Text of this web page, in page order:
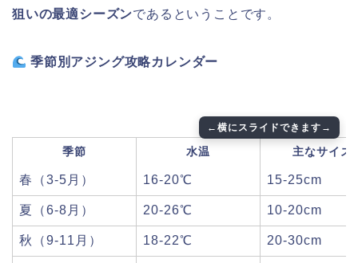
狙いの最適シーズンであるということです。
季節別アジング攻略カレンダー
季節 水温 主なサイズ
春（3-5月） 16-20℃ 15-25cm
夏（6-8月） 20-26℃ 10-20cm
秋（9-11月） 18-22℃ 20-30cm